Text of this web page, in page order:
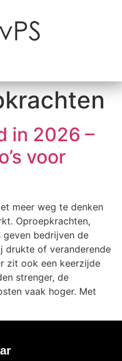
in 2026 –
voor
meer weg te denken
Oproepkrachten,
geven bedrijven de
drukte of veranderende
zit ook een keerzijde
strenger, de
vaak hoger. Met